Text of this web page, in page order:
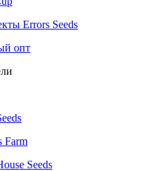
Errors Seeds
опт
Farm
Seeds